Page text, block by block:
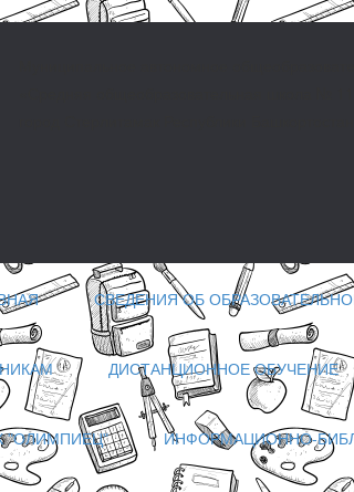
СВЕДЕНИЯ ОБ
ДИСТАНЦИОННОЕ ОБУЧЕНИЕ
"ОЛИМПИЕЦ" ИНФОРМАЦИОННО-